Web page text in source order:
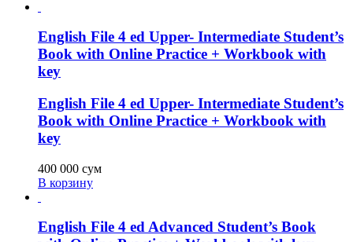
English File 4 ed Upper- Intermediate Student’s
Book with Online Practice + Workbook with
key
English File 4 ed Upper- Intermediate Student’s
Book with Online Practice + Workbook with
key
400 000 сум
В корзину
English File 4 ed Advanced Student’s Book